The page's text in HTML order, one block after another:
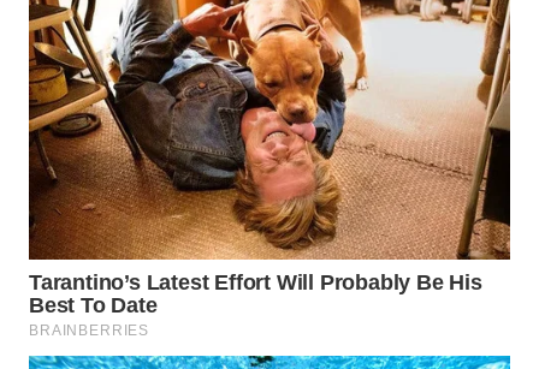
WN
KARAWANG
WN
BEKASI
WN
BOGOR
WN
DEPOK